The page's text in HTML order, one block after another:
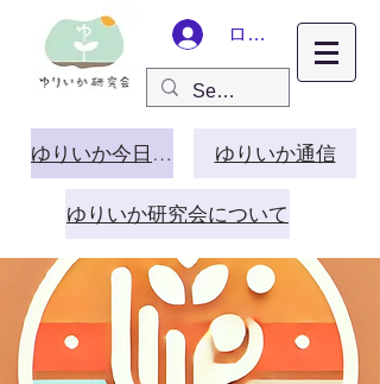
ログイン
ゆりいか今日この頃 ゆりいか通信
ゆりいか研究会について